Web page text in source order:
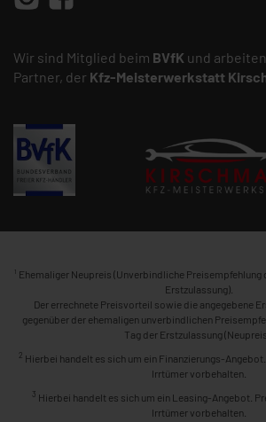
Wir sind Mitglied beim BVfK und
Partner, der Kfz-Meisterwerkstatt
1 Ehemaliger Neupreis (Unverbindliche Preisempfehlung
Erstzulassung).
Der errechnete Preisvorteil sowie die angegebene
gegenüber der ehemaligen unverbindlichen
Tag der Erstzulassung
2 Hierbei handelt es sich um ein Finanzierungs-
Irrtümer vorbehalten.
3 Hierbei handelt es sich um ein Leasing-Angebot.
Irrtümer vorbehalten.